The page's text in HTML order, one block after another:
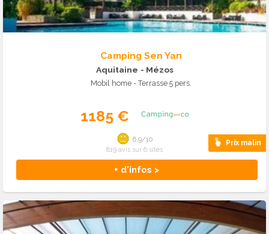
Camping Sen Yan
Aquitaine - Mézos
Mobil home - Terrasse 5 pers.
1185 €
Prix malin
+ d'infos >
6.9/10
819 avis sur 6 sites